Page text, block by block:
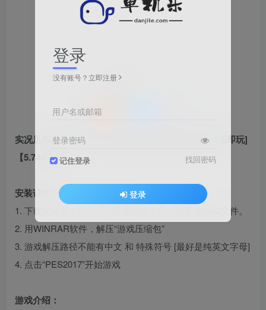
实况足球2017 简体中文 免安装 绿色版 [亲测可用 解压即玩]
【5.74GB】
安装说明：
1. 下载完成后，注意关闭杀毒软件，防止误杀免DVD文件。
2. 用WINRAR软件，解压“游戏压缩包”
3. 游戏解压路径不能有中文 和 特殊符号 [最好是纯英文字母]
4. 点击“PES2017”开始游戏
游戏介绍：
登录
没有账号？立即注册
用户名或邮箱
登录密码
记住登录 找回密码
登录